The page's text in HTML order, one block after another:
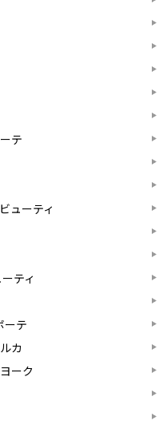
テ
ューティ
ティ
ーテ
カ
ーク